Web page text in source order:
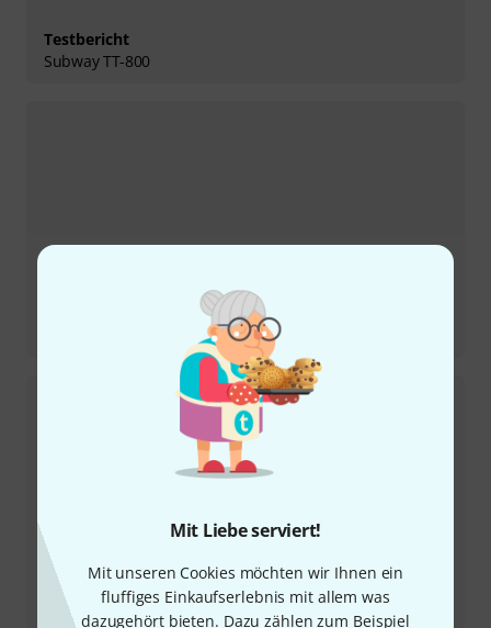
Mit Liebe serviert!
Mit unseren Cookies möchten wir Ihnen ein
fluffiges Einkaufserlebnis mit allem was
dazugehört bieten. Dazu zählen zum Beispiel
Testbericht
Subway TT-800
Testbericht
JP-2C Head